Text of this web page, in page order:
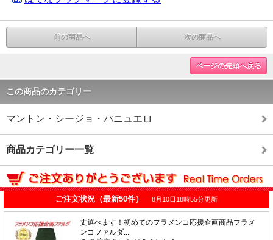
前の商品へ 次の商品へ
ページの先頭へ戻る
この商品のカテゴリー
マントン・シージョ・パニュエロ
商品カテゴリー一覧